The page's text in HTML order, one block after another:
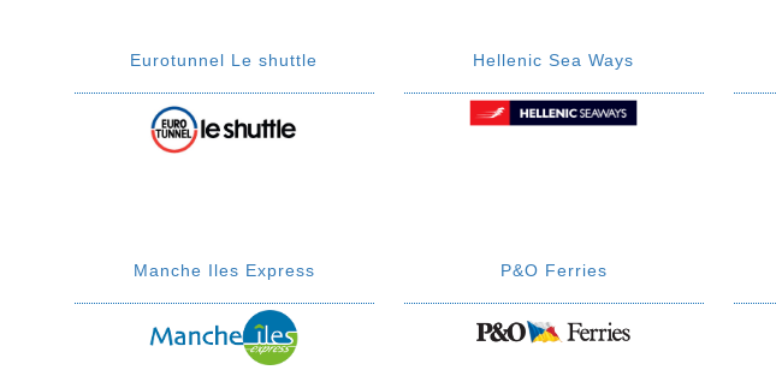
Eurotunnel Le shuttle Hellenic Sea Ways
Manche Iles Express P&O Ferries